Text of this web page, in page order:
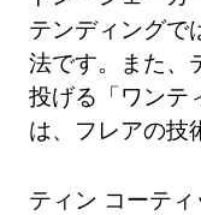
テンディングで
法です。また、
投げる「ワンテ
は、フレアの技
ティン コーテ